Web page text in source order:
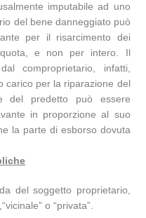
imputabile ad uno
del bene danneggiato può
per il risarcimento dei
e non per intero. Il
comproprietario, infatti,
carico per la riparazione del
del predetto può essere
in proporzione al suo
la parte di esborso dovuta
del soggetto proprietario,
o “privata”.